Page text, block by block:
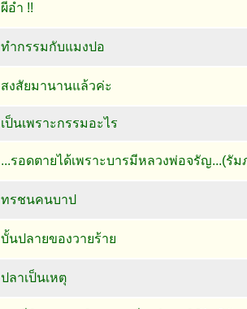
ผีอำ !!
ทำกรรมกับแมงปอ
สงสัยมานานแล้วค่ะ
เป็นเพราะกรรมอะไร
...รอดตายได้เพราะบารมีหลวงพ่อจรัญ...(รั
ทรชนคนบาป
บั้นปลายของวายร้าย
ปลาเป็นเหตุ